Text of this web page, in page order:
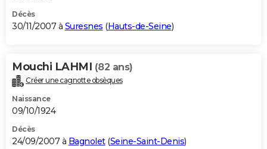
Décès
30/11/2007 à Suresnes (Hauts-de-Seine)
Mouchi LAHMI (82 ans)
Créer une cagnotte obsèques
Naissance
09/10/1924
Décès
24/09/2007 à Bagnolet(Seine-Saint-Denis)